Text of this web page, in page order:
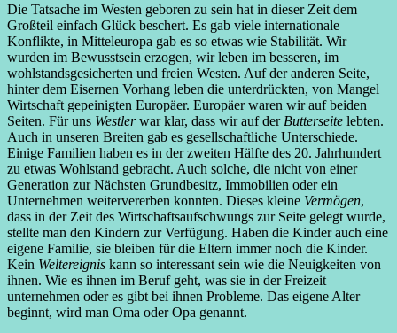
Die Tatsache im Westen geboren zu sein hat in dieser Zeit dem
Großteil einfach Glück beschert. Es gab viele internationale
Konflikte, in Mitteleuropa gab es so etwas wie Stabilität. Wir
wurden im Bewusstsein erzogen, wir leben im besseren, im
wohlstandsgesicherten und freien Westen. Auf der anderen Seite,
hinter dem Eisernen Vorhang leben die unterdrückten, von Mangel
Wirtschaft gepeinigten Europäer. Europäer waren wir auf beiden
Seiten. Für uns Westlerwar klar, dass wir auf der Butterseite lebten.
Auch in unseren Breiten gab es gesellschaftliche Unterschiede.
Einige Familien haben es in der zweiten Hälfte des 20. Jahrhundert
zu etwas Wohlstand gebracht. Auch solche, die nicht von einer
Generation zur Nächsten Grundbesitz, Immobilien oder ein
Unternehmen weitervererben konnten. Dieses kleine Vermögen,
dass in der Zeit des Wirtschaftsaufschwungs zur Seite gelegt wurde,
stellte man den Kindern zur Verfügung. Haben die Kinder auch eine
eigene Familie, sie bleiben für die Eltern immer noch die Kinder.
Kein Weltereignis kann so interessant sein wie die Neuigkeiten von
ihnen. Wie es ihnen im Beruf geht, was sie in der Freizeit
unternehmen oder es gibt bei ihnen Probleme. Das eigene Alter
beginnt, wird man Oma oder Opa genannt.